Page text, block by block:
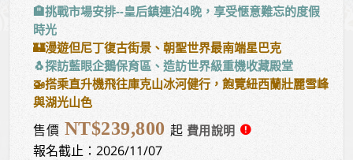
🏨挑戰市場安排--皇后鎮連泊4晚，享受愜意難忘的度假
時光
🏰漫遊但尼丁復古街景、朝聖世界最南端星巴克
🐧探訪藍眼企鵝保育區、造訪世界級重機收藏殿堂
🚁搭乘直升機飛往庫克山冰河健行，飽覽紐西蘭壯麗雪峰
與湖光山色
售價 NT$239,800起
報名截止：2026/11/07